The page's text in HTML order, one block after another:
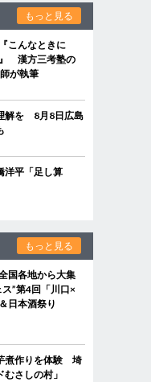
もっと見る
こんなときに
漢方三考塾の
が執筆
解を 8月8日広島
洋平「足し算
もっと見る
国各地から大集
”第4回「川口×
日本酒祭り
煮作りを体験 埼
さしの村」